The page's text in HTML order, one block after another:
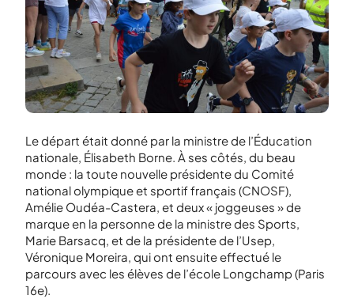
Le départ était donné par la ministre de l’Éducation
nationale, Élisabeth Borne. À ses côtés, du beau
monde : la toute nouvelle présidente du Comité
national olympique et sportif français (CNOSF),
Amélie Oudéa-Castera, et deux « joggeuses » de
marque en la personne de la ministre des Sports,
Marie Barsacq, et de la présidente de l’Usep,
Véronique Moreira, qui ont ensuite effectué le
parcours avec les élèves de l’école Longchamp (Paris
16e).